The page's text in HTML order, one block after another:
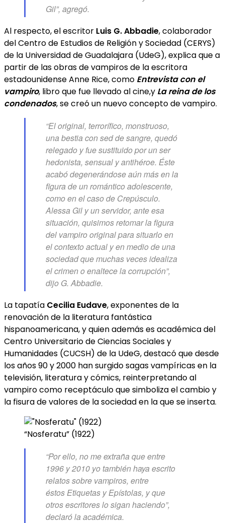
Gil”, agregó.
Al respecto, el escritor Luis G. Abbadie, colaborador
del Centro de Estudios de Religión y Sociedad (CERYS)
de la Universidad de Guadalajara (UdeG), explica que a
partir de las obras de vampiros de la escritora
estadounidense Anne Rice, como Entrevista con el
vampiro, libro que fue llevado al cine,y La reina de los
condenados, se creó un nuevo concepto de vampiro.
“El original, terrorífico, monstruoso,
una bestia con sed de sangre, quedó
relegado y fue sustituido por un ser
hedonista, sensual y antihéroe. Éste
acabó degenerándose aún más en la
figura de un romántico adolescente,
como en el caso de Crepúsculo.
Alessa Gil y un servidor, ante esa
situación, quisimos retomar la figura
del vampiro original para situarlo en
el contexto actual y en medio de una
sociedad que muchas veces idealiza
el crimen o enaltece la corrupción”,
dijo G. Abbadie.
La tapatía Cecilia Eudave, exponentes de la
renovación de la literatura fantástica
hispanoamericana, y quien además es académica del
Centro Universitario de Ciencias Sociales y
Humanidades (CUCSH) de la UdeG, destacó que desde
los años 90 y 2000 han surgido sagas vampíricas en la
televisión, literatura y cómics, reinterpretando al
vampiro como receptáculo que simboliza el cambio y
la fisura de valores de la sociedad en la que se inserta.
“Nosferatu” (1922)
“Por ello, no me extraña que entre
1996 y 2010 yo también haya escrito
relatos sobre vampiros, entre
éstosEtiquetas yEpístolas, y que
otros escritores lo sigan haciendo”,
declaró la académica.